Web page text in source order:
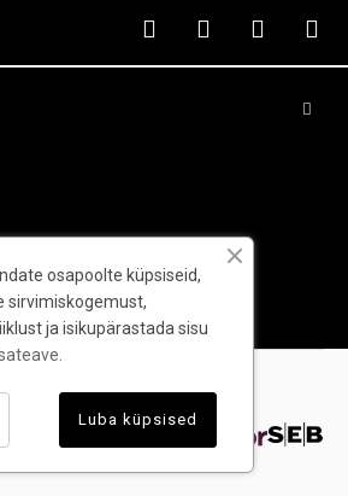
- Kõik õigused kaitstud
osapoolte küpsiseid,
sirvimiskogemust,
ja isikupärastada sisu
Luba küpsised